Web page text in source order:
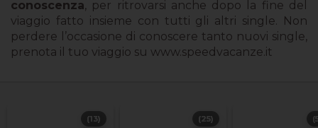
conoscenza, per ritrovarsi anche dopo la fine del
viaggio fatto insieme con tutti gli altri single. Non
perdere l’occasione di conoscere tanto nuovi single,
prenota il tuo viaggio su www.speedvacanze.it
(13) (25)